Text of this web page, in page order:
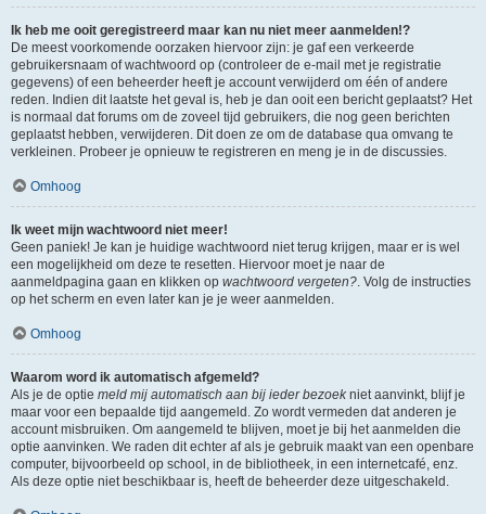
Ik heb me ooit geregistreerd maar kan nu niet meer aanmelden!?
De meest voorkomende oorzaken hiervoor zijn: je gaf een verkeerde
gebruikersnaam of wachtwoord op (controleer de e-mail met je registratie
gegevens) of een beheerder heeft je account verwijderd om één of andere
reden. Indien dit laatste het geval is, heb je dan ooit een bericht geplaatst? Het
is normaal dat forums om de zoveel tijd gebruikers, die nog geen berichten
geplaatst hebben, verwijderen. Dit doen ze om de database qua omvang te
verkleinen. Probeer je opnieuw te registreren en meng je in de discussies.
Omhoog
Ik weet mijn wachtwoord niet meer!
Geen paniek! Je kan je huidige wachtwoord niet terug krijgen, maar er is wel
een mogelijkheid om deze te resetten. Hiervoor moet je naar de
aanmeldpagina gaan en klikken op wachtwoord vergeten?. Volg de instructies
op het scherm en even later kan je je weer aanmelden.
Omhoog
Waarom word ik automatisch afgemeld?
Als je de optie meld mij automatisch aan bij ieder bezoekniet aanvinkt, blijf je
maar voor een bepaalde tijd aangemeld. Zo wordt vermeden dat anderen je
account misbruiken. Om aangemeld te blijven, moet je bij het aanmelden die
optie aanvinken. We raden dit echter af als je gebruik maakt van een openbare
computer, bijvoorbeeld op school, in de bibliotheek, in een internetcafé, enz.
Als deze optie niet beschikbaar is, heeft de beheerder deze uitgeschakeld.